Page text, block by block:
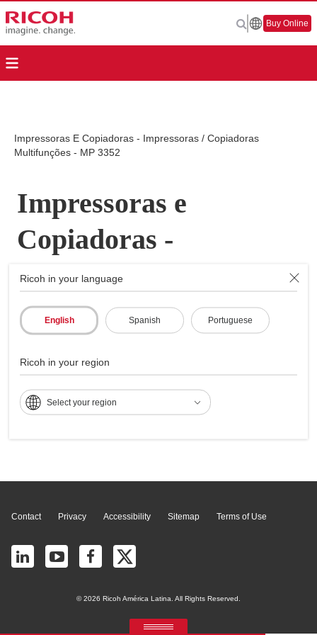
Ricoh in your language
English Spanish Portuguese
Ricoh in your region
Select your region
Buy Online
Impressoras E Copiadoras - Impressoras / Copiadoras
Multifunções - MP 3352
Impressoras e
Copiadoras -
Impressoras /
Copiadoras
3352
Contact Privacy Accessibility Sitemap Terms of Use
© 2026 Ricoh América Latina. All Rights Reserved.